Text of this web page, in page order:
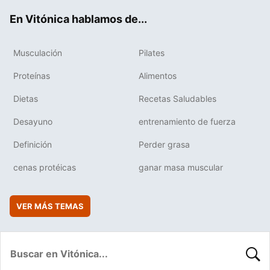
En Vitónica hablamos de...
Musculación Pilates
Proteínas Alimentos
Dietas Recetas Saludables
Desayuno entrenamiento de fuerza
Definición Perder grasa
cenas protéicas ganar masa muscular
VER MÁS TEMAS